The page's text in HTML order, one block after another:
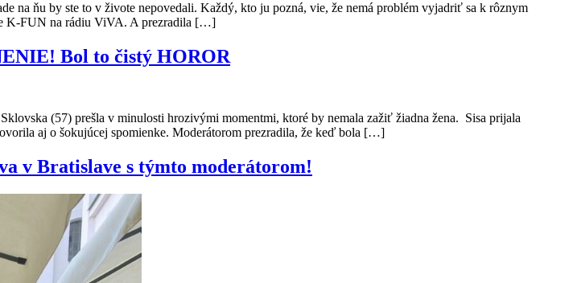
na ňu by ste to v živote nepovedali. Každý, kto ju pozná, vie, že nemá problém vyjadriť sa k rôznym
K-FUN na rádiu ViVA. A prezradila […]
Bol to čistý HOROR
(57) prešla v minulosti hrozivými momentmi, ktoré by nemala zažiť žiadna žena. Sisa prijala
aj o šokujúcej spomienke. Moderátorom prezradila, že keď bola […]
v Bratislave s týmto moderátorom!